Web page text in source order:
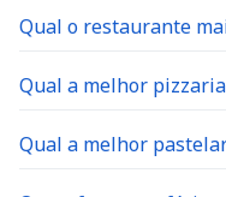
Qual o restaurante
Qual a melhor
Qual a melhor
O que fazer nas